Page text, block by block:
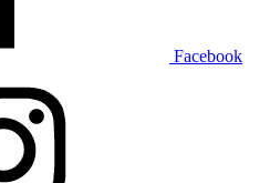
Facebook